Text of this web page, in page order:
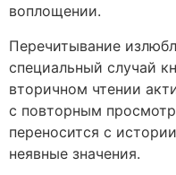
воплощении.
Перечитывание
специальный случай
вторичном чтении
с повторным
переносится с
неявные значения.